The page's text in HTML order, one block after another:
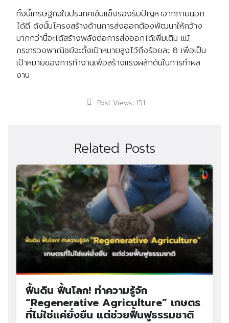
ทั้งนี้เศรษฐกิจในประเทศเข้มแข็งรองรับปัญหาจากภายนอก
ได้ดี ดังนั้นโครงสร้างด้านการส่งออกต้องพัฒนาให้กว้าง
มากกว่านี้จะได้สร้างพลังต่อการส่งออกได้เพิ่มเติม แม้
กระทรวงพาณิชย์จะตั้งเป้าหมายสูงไว้ถึงร้อยละ 8 เพื่อเป็น
เป้าหมายของการทำงานเพื่อสร้างแรงผลักดันในการทำผล
งาน
Post Views: 151
Related Posts
ฟื้นดิน ฟื้นโลก! ทำความรู้จัก
“Regenerative Agriculture” เกษตร
ที่ไม่ใช่แค่ยั่งยืน แต่ช่วยฟื้นฟูธรรมชาติ